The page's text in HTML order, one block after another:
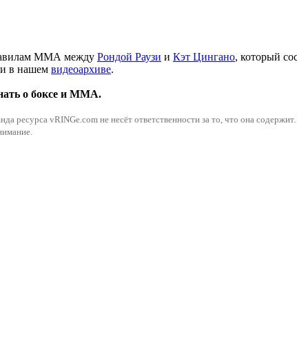
ММА между Рондой Раузи и Кэт Цингано, который
в нашем видеоархиве.
о боксе и ММА.
ресурса vRINGe.com не несёт ответственности за то, что она